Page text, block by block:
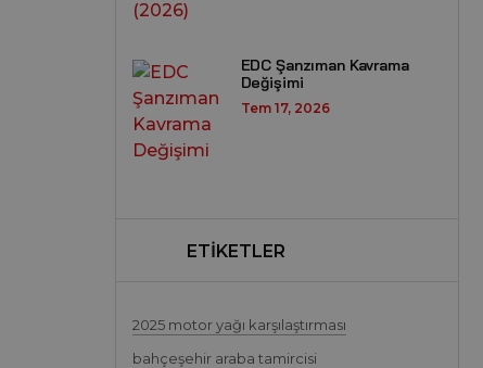
EDC Şanzıman Kavrama
Değişimi
Tem 17, 2026
ETİKETLER
2025 motor yağı karşılaştırması
bahçeşehir araba tamircisi